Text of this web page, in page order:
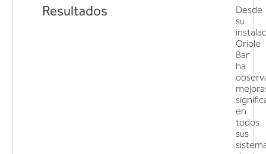
Resultados Desde
su
Oriole
Bar
ha
en
todos
sus